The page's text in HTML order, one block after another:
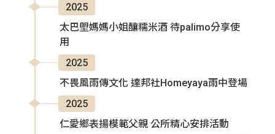
2025
太巴塱媽媽小姐釀糯米酒 待palimo分享使
用
2025
不畏風雨傳文化 達邦社Homeyaya雨中登場
2025
仁愛鄉表揚模範父親 公所精心安排活動